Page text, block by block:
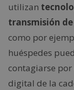
utilizan
transmisión
como por
huéspedes
contagiarse
digital de la